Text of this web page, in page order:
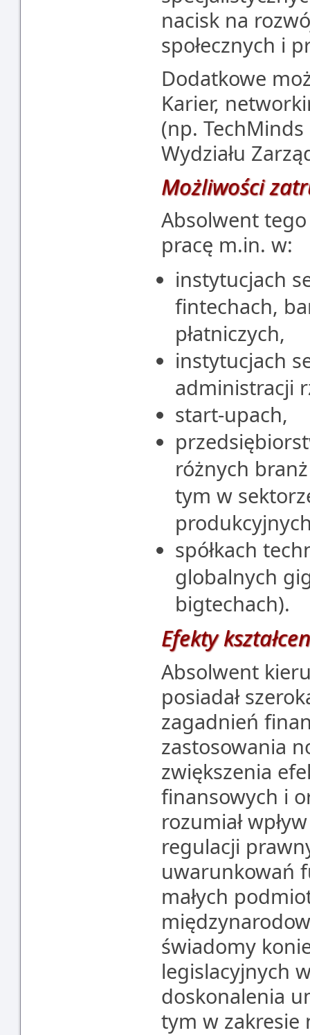
nacisk na
społecznych i
Dodatkowe
Karier,
(np.
Wydziału
Możliwości
Absolwent
pracę m.in. w:
instytucjach
fintechach,
płatniczych,
instytucjach
administracji
start-upach,
różnych
tym w
spółkach
globalnych
bigtechach).
Efekty
Absolwent
posiadał
zagadnień
zastosowania
zwiększenia
finansowych i
rozumiał
regulacji
uwarunkowań
małych
świadomy
legislacyjnych
doskonalenia
tym w zakresie